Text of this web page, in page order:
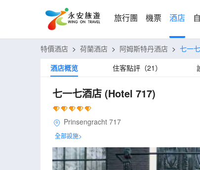
旅行團 機票 酒店
特價酒店 > 荷蘭酒店 > 阿姆斯特丹酒店 > 七一
酒店概览
住客點評（21）
七一七酒店 (Hotel 717)
Prinsengracht 717
全部設施>